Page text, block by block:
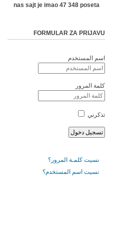
nas sajt je imao 47 348 poseta
FORMULAR ZA PRIJAVU
اسم المستخدم
كلمة المرور
تذكرني
نسيت كلمـة المرور؟
نسيت اسم المستخدم؟